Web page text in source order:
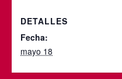
DETALLES
Fecha:
mayo 18